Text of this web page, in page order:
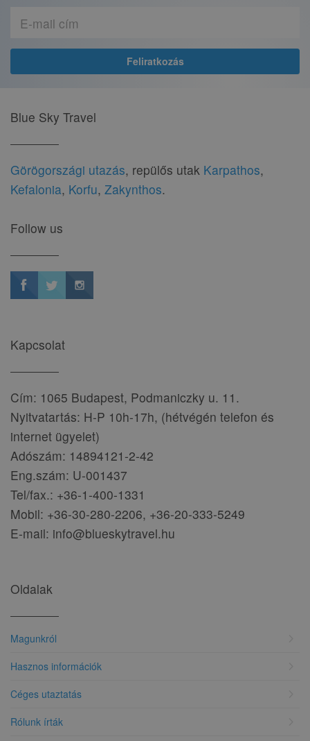
Blue Sky Travel
Görögországi utazás, repülős utak Karpathos,
Kefalonia, Korfu, Zakynthos.
Follow us
Kapcsolat
Cím: 1065 Budapest, Podmaniczky u. 11.
Nyitvatartás: H-P 10h-17h, (hétvégén telefon és
internet ügyelet)
Adószám: 14894121-2-42
Eng.szám: U-001437
Tel/fax.: +36-1-400-1331
Mobil: +36-30-280-2206, +36-20-333-5249
E-mail: info@blueskytravel.hu
Oldalak
Magunkról
Hasznos információk
Céges utaztatás
Rólunk írták